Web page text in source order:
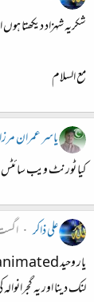
شکریہ شہزاد دیکھتا
مع السلام
یاسر عمران مرزا
کیا ٹورنٹ ویب
علی ذاکر
اگست
لنک دینا اور یہ